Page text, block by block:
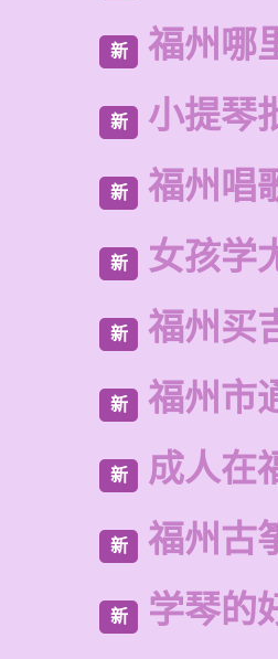
新 福州哪
新 小提琴
新 福州唱
新 女孩学
新 福州买
新 福州市
新 成人在
新 福州古
新 学琴的